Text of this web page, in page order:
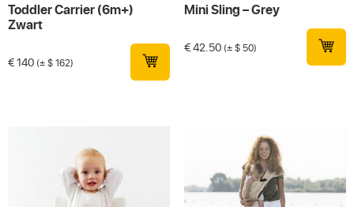
Toddler Carrier (6m+)
Zwart
€140 (± $ 162)
Mini Sling – Grey
€42.50 (± $ 50)